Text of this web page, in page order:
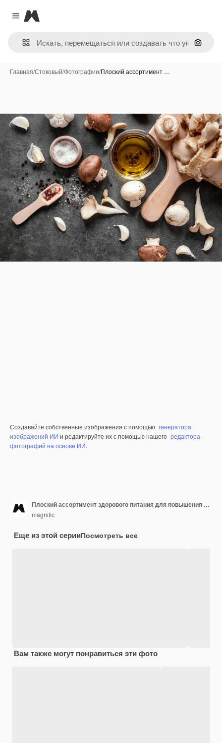
Close menu
Magnific
Поиск
Главная/Стоковый/Фотографии/Плоский ассортимент …
Создавайте собственные изображения с помощью генератора
изображений ИИ и редактируйте их с помощью нашего редактора
фотографий на основе ИИ.
Плоский ассортимент здорового питания для повышения иммунитета
magnific
Еще из этой серииПосмотреть все
Вам также могут понравиться эти фото